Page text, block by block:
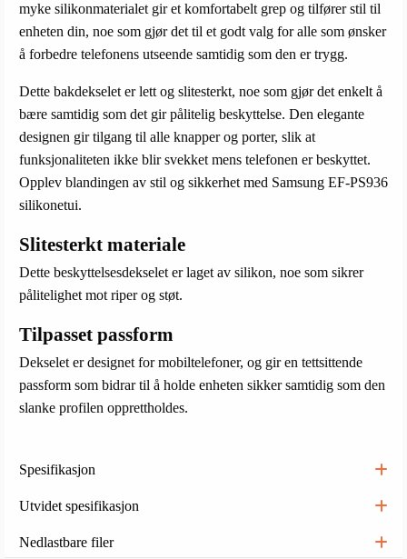
myke silikonmaterialet gir et komfortabelt grep og tilfører stil til
enheten din, noe som gjør det til et godt valg for alle som ønsker
å forbedre telefonens utseende samtidig som den er trygg.
Dette bakdekselet er lett og slitesterkt, noe som gjør det enkelt å
bære samtidig som det gir pålitelig beskyttelse. Den elegante
designen gir tilgang til alle knapper og porter, slik at
funksjonaliteten ikke blir svekket mens telefonen er beskyttet.
Opplev blandingen av stil og sikkerhet med Samsung EF-PS936
silikonetui.
Slitesterkt materiale
Dette beskyttelsesdekselet er laget av silikon, noe som sikrer
pålitelighet mot riper og støt.
Tilpasset passform
Dekselet er designet for mobiltelefoner, og gir en tettsittende
passform som bidrar til å holde enheten sikker samtidig som den
slanke profilen opprettholdes.
Spesifikasjon
Utvidet spesifikasjon
Nedlastbare filer